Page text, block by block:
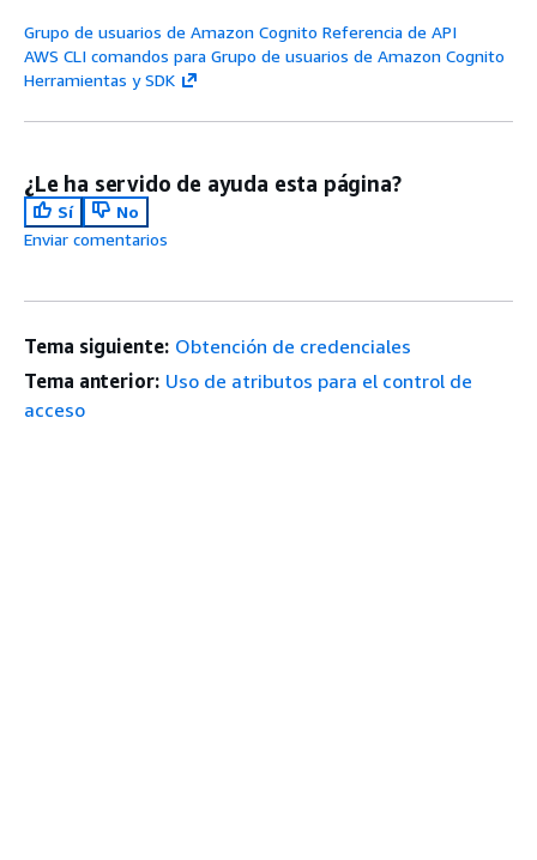
Grupo de usuarios de Amazon Cognito Referencia de API
AWS CLI comandos para Grupo de usuarios de Amazon Cognito
Herramientas y SDK
¿Le ha servido de ayuda esta página?
Sí
No
Enviar comentarios
Tema siguiente: Obtención de credenciales
Tema anterior: Uso de atributos para el control de
acceso